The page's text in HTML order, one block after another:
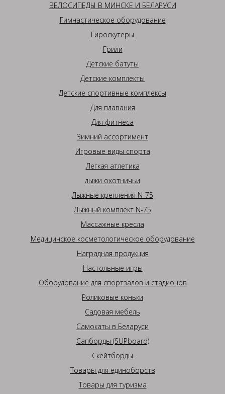
ВЕЛОСИПЕДЫ В МИНСКЕ И БЕЛАРУСИ
Гимнастическое оборудование
Гироскутеры
Грили
Детские батуты
Детские комплекты
Детские спортивные комплексы
Для плавания
Для фитнеса
Зимний ассортимент
Игровые виды спорта
Легкая атлетика
лыжи охотничьи
Лыжные крепления N-75
Лыжный комплект N-75
Массажные кресла
Медицинское косметологическое оборудование
Наградная продукция
Настольные игры
Оборудование для спортзалов и стадионов
Роликовые коньки
Садовая мебель
Самокаты в Беларуси
Сапборды (SUPboard)
Скейтборды
Товары для единоборств
Товары для туризма